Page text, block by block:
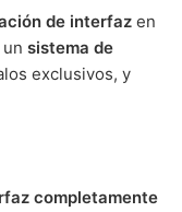
de interfaz en
un sistema de
exclusivos, y
completamente